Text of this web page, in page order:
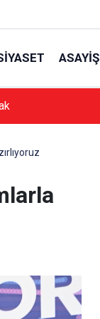
ASAYIŞ